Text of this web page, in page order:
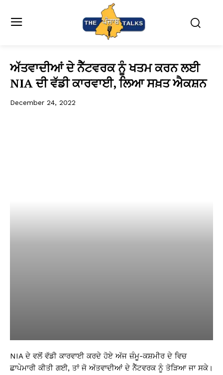
ਅੱਤਵਾਦੀਆਂ ਦੇ ਨੈੱਟਵਰਕ ਨੂੰ ਖਤਮ ਕਰਨ ਲਈ
NIA ਦੀ ਵੱਡੀ ਕਾਰਵਾਈ, ਲਿਆ ਸਖ਼ਤ ਐਕਸ਼ਨ
December 24, 2022
NIA ਦੇ ਵਲੋਂ ਵੱਡੀ ਕਾਰਵਾਈ ਕਰਦੇ ਹੋਏ ਅੱਜ ਜ਼ੰਮੂ-ਕਸ਼ਮੀਰ ਦੇ ਵਿਚ
ਛਾਪੇਮਾਰੀ ਕੀਤੀ ਗਈ, ਤਾਂ ਜੋ ਅੱਤਵਾਦੀਆਂ ਦੇ ਨੈੱਟਵਰਕ ਨੂੰ ਤੋੜਿਆ ਜਾ ਸਕੇ।